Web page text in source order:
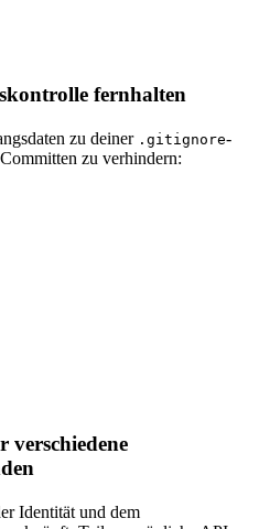
fernhalten
zu deiner .gitignore-
zu verhindern:
verschiedene
Identität und dem